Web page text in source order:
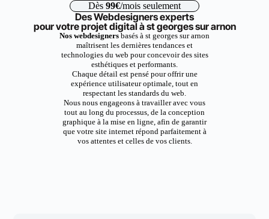
Dès 99€/mois seulement
Des Webdesigners experts
pour votre projet digital à st georges sur arnon
Nos webdesigners basés à st georges sur arnon
maîtrisent les dernières tendances et
technologies du web pour concevoir des sites
esthétiques et performants.
Chaque détail est pensé pour offrir une
expérience utilisateur optimale, tout en
respectant les standards du web.
Nous nous engageons à travailler avec vous
tout au long du processus, de la conception
graphique à la mise en ligne, afin de garantir
que votre site internet répond parfaitement à
vos attentes et celles de vos clients.